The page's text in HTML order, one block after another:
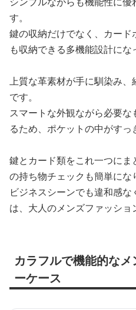
す。
鍵の収納だけでなく、カー
も収納できる多機能設計にな
上質な革素材が手に馴染み
です。
スマートな外観ながら必要
るため、ポケットの中がすっ
鍵とカード類をこれ一つに
の持ち物チェックも簡単にな
ビジネスシーンでも違和感
は、大人のメンズファッショ
カラフルで機能的な
ーケース